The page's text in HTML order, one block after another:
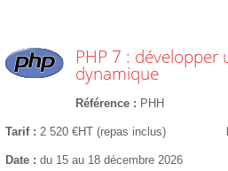
PHP 7 : développer
dynamique
Référence PHH
Tarif 2 520 €HT (repas inclus)
Date du 15 au 18 décembre 2026